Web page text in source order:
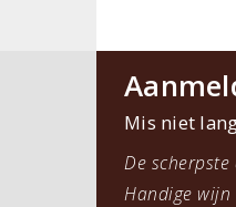
Mis niet
De
Handige